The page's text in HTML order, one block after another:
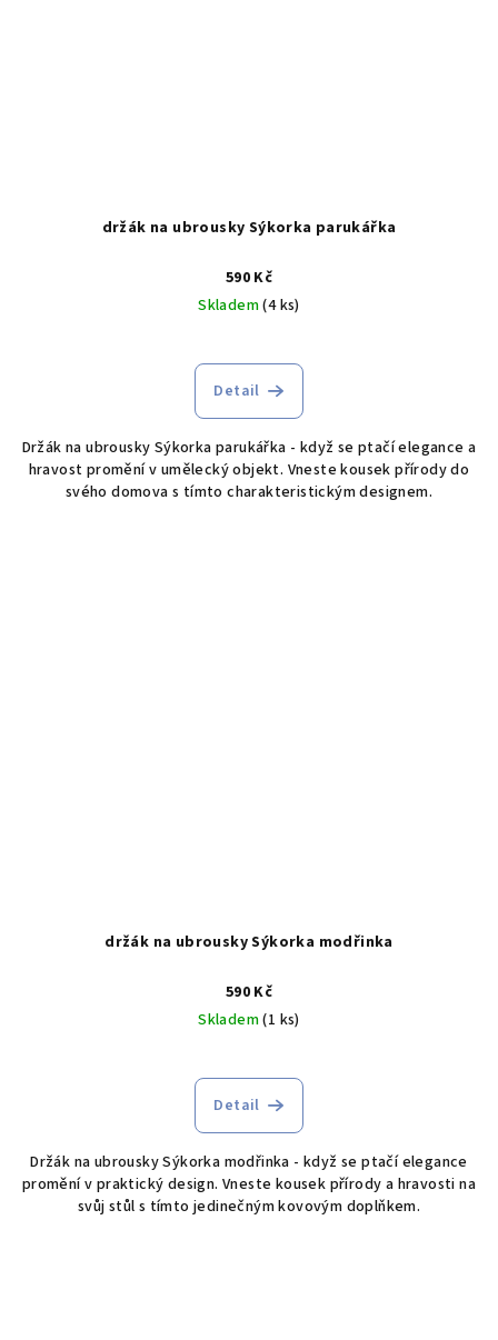
držák na ubrousky Sýkorka parukářka
590 Kč
Skladem(4 ks)
hodnocení
produktu
z
5
hvězdiček.
Detail
Držák na ubrousky Sýkorka parukářka - když se ptačí elegance a
hravost promění v umělecký objekt. Vneste kousek přírody do
svého domova s tímto charakteristickým designem.
držák na ubrousky Sýkorka modřinka
590 Kč
Skladem(1 ks)
Detail
Držák na ubrousky Sýkorka modřinka - když se ptačí elegance
promění v praktický design. Vneste kousek přírody a hravosti na
svůj stůl s tímto jedinečným kovovým doplňkem.